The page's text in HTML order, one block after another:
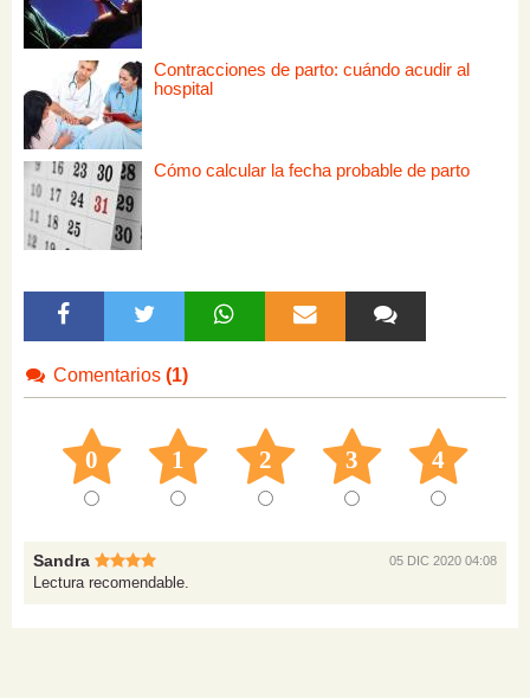
Contracciones de parto: cuándo acudir al
hospital
Cómo calcular la fecha probable de parto
Comentarios (1)
0 1 2 3 4
05 DIC 2020 04:08
Sandra
Lectura recomendable.